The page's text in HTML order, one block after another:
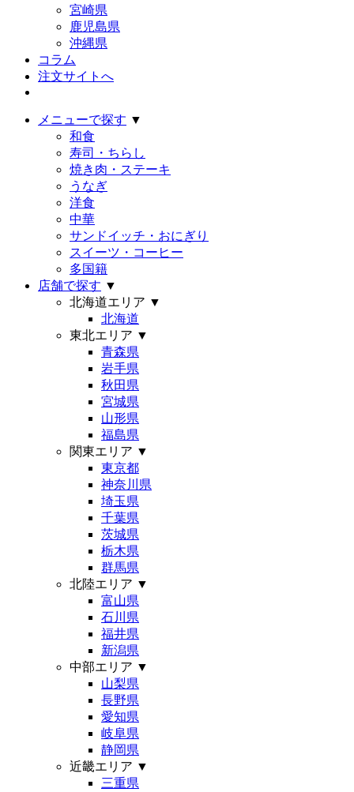
宮崎県
鹿児島県
沖縄県
コラム
注文サイトへ
メニューで探す ▼
和食
寿司・ちらし
焼き肉・ステーキ
うなぎ
洋食
中華
サンドイッチ・おにぎり
スイーツ・コーヒー
多国籍
店舗で探す ▼
北海道エリア ▼
北海道
東北エリア ▼
青森県
岩手県
秋田県
宮城県
山形県
福島県
関東エリア ▼
東京都
神奈川県
埼玉県
千葉県
茨城県
栃木県
群馬県
北陸エリア ▼
富山県
石川県
福井県
新潟県
中部エリア ▼
山梨県
長野県
愛知県
岐阜県
静岡県
近畿エリア ▼
三重県